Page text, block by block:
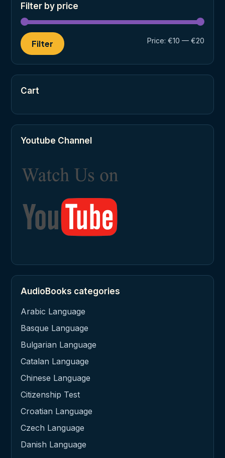
Filter by price
Filter Price: €10 — €20
Cart
Youtube Channel
AudioBooks categories
Arabic Language
Basque Language
Bulgarian Language
Catalan Language
Chinese Language
Citizenship Test
Croatian Language
Czech Language
Danish Language